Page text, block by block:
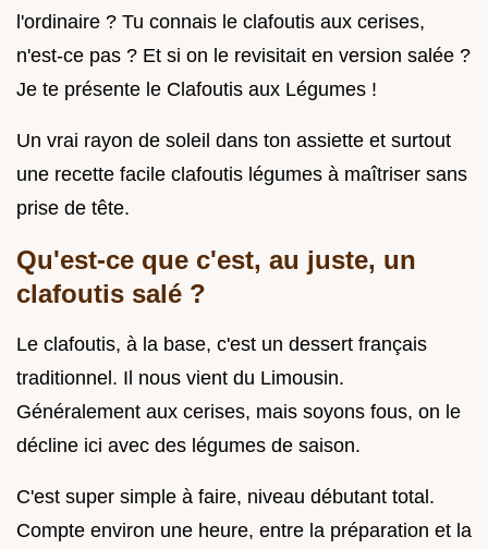
l'ordinaire ? Tu connais le clafoutis aux cerises,
n'est-ce pas ? Et si on le revisitait en version salée ?
Je te présente le Clafoutis aux Légumes !
Un vrai rayon de soleil dans ton assiette et surtout
une recette facile clafoutis légumes à maîtriser sans
prise de tête.
Qu'est-ce que c'est, au juste, un
clafoutis salé ?
Le clafoutis, à la base, c'est un dessert français
traditionnel. Il nous vient du Limousin.
Généralement aux cerises, mais soyons fous, on le
décline ici avec des légumes de saison.
C'est super simple à faire, niveau débutant total.
Compte environ une heure, entre la préparation et la